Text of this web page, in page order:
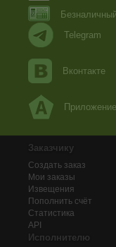
Telegram
Вконтакте
Заказчику
Создать заказ
Мои заказы
Извещения
Пополнить счёт
Статистика
API
Исполнителю